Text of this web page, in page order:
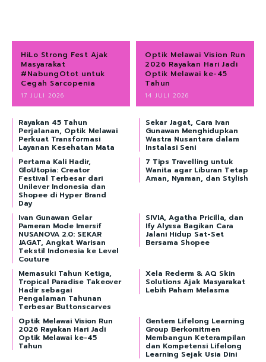
HiLo Strong Fest Ajak
Masyarakat
#NabungOtot untuk
Cegah Sarcopenia
17 JULI 2026
Optik Melawai Vision Run
2026 Rayakan Hari Jadi
Optik Melawai ke-45
Tahun
14 JULI 2026
Rayakan 45 Tahun
Perjalanan, Optik Melawai
Perkuat Transformasi
Layanan Kesehatan Mata
Sekar Jagat, Cara Ivan
Gunawan Menghidupkan
Wastra Nusantara dalam
Instalasi Seni
Pertama Kali Hadir,
GloUtopia: Creator
Festival Terbesar dari
Unilever Indonesia dan
Shopee di Hyper Brand
Day
7 Tips Travelling untuk
Wanita agar Liburan Tetap
Aman, Nyaman, dan Stylish
Ivan Gunawan Gelar
Pameran Mode Imersif
NUSANOVA 2.0: SEKAR
JAGAT, Angkat Warisan
Tekstil Indonesia ke Level
Couture
SIVIA, Agatha Pricilla, dan
Ify Alyssa Bagikan Cara
Jalani Hidup Sat-Set
Bersama Shopee
Memasuki Tahun Ketiga,
Tropical Paradise Takeover
Hadir sebagai
Pengalaman Tahunan
Terbesar Buttonscarves
Xela Rederm & AQ Skin
Solutions Ajak Masyarakat
Lebih Paham Melasma
Optik Melawai Vision Run
2026 Rayakan Hari Jadi
Optik Melawai ke-45
Tahun
Gentem Lifelong Learning
Group Berkomitmen
Membangun Keterampilan
dan Kompetensi Lifelong
Learning Sejak Usia Dini